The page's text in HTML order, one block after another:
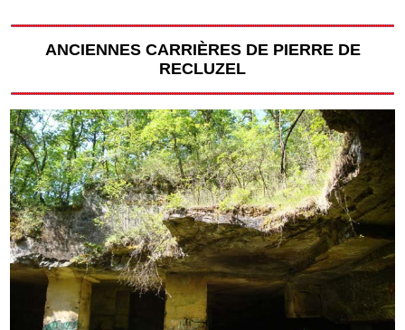
ANCIENNES CARRIÈRES DE PIERRE DE
RECLUZEL